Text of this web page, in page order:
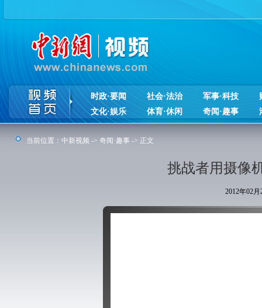
时政·要闻 社会·法治 军事·科技
文化·娱乐
体育·休闲 奇闻·趣事
当前位置： 中新视频 -> 奇闻·趣事 -> 正文
挑战者用摄像
2012年02